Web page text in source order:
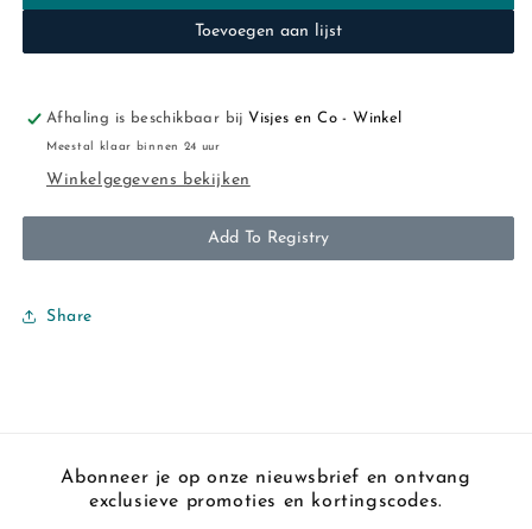
broek
broek
camelToevoegen aan lijst
Afhaling is beschikbaar bij Visjes en Co - Winkel
Meestal klaar binnen 24 uur
Winkelgegevens bekijken
Add To Registry
Share
Abonneer je op onze nieuwsbrief en ontvang
exclusieve promoties en kortingscodes.